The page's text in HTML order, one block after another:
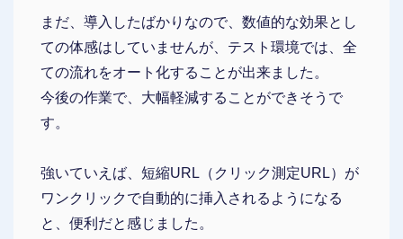
まだ、導入したばかりなので、数値的な効果とし
ての体感はしていませんが、テスト環境では、全
ての流れをオート化することが出来ました。
今後の作業で、大幅軽減することができそうで
す。
強いていえば、短縮URL（クリック測定URL）が
ワンクリックで自動的に挿入されるようになる
と、便利だと感じました。